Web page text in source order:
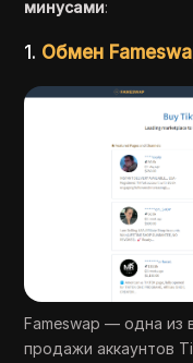
минусами:
1. Обмен
Fameswap — одна из
продажи аккаунтов